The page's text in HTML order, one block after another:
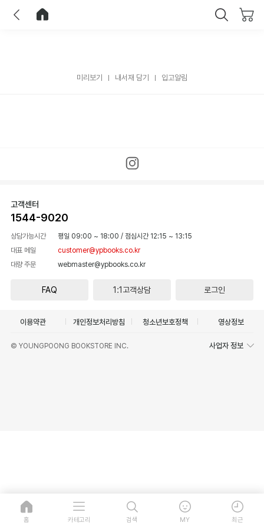
미리보기 내서재 담기 입고알림
고객센터
1544-9020
상담가능시간 평일 09:00 ~ 18:00 / 점심시간 12:15 ~ 13:15
대표 메일
customer@ypbooks.co.kr
대량 주문
webmaster@ypbooks.co.kr
FAQ 1:1고객상담 로그인
이용약관 개인정보처리방침 청소년보호정책 영상정보
© YOUNGPOONG BOOKSTORE INC. 사업자 정보
홈 카테고리 검색 MY 최근